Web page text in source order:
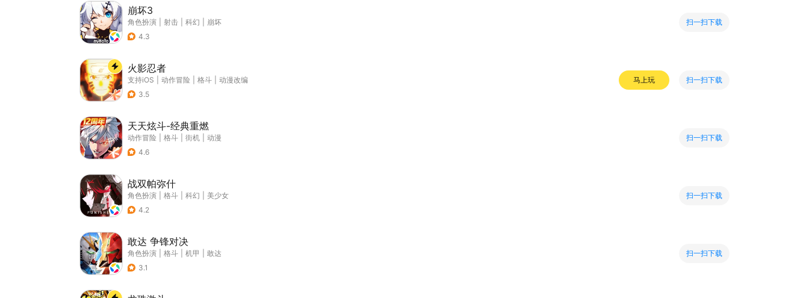
崩坏3
角色扮演 射击 科幻
崩坏
4.3
扫一扫下载
火影忍者
支持iOS 动作冒险 格斗
动漫改编
3.5
马上玩 扫一扫下载
天天炫斗-经典重燃
动作冒险 格斗 街机
动漫
4.6
扫一扫下载
战双帕弥什
角色扮演 格斗 科幻
美少女
4.2
扫一扫下载
敢达 争锋对决
角色扮演 格斗 机甲
敢达
3.1
扫一扫下载